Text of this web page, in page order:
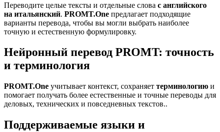
Переводите целые тексты и отдельные слова с английского
на итальянский. PROMT.One предлагает подходящие
варианты перевода, чтобы вы могли выбрать наиболее
точную и естественную формулировку.
Нейронный перевод PROMT: точность
и терминология
PROMT.One учитывает контекст, сохраняет терминологию и
помогает получать более естественные и точные переводы для
деловых, технических и повседневных текстов..
Поддерживаемые языки и